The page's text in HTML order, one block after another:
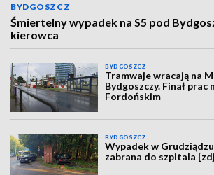
BYDGOSZCZ
Śmiertelny wypadek na S5 pod
kierowca
BYDGOSZCZ
Tramwaje wracają na
Bydgoszczy. Finał prac
Fordońskim
BYDGOSZCZ
Wypadek w
zabrana do szpitala